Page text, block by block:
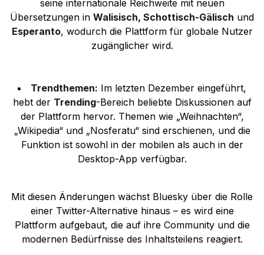
seine internationale Reichweite mit neuen
Übersetzungen in Walisisch, Schottisch-Gälisch und
Esperanto, wodurch die Plattform für globale Nutzer
zugänglicher wird.
Trendthemen: Im letzten Dezember eingeführt,
hebt der Trending-Bereich beliebte Diskussionen auf
der Plattform hervor. Themen wie „Weihnachten“,
„Wikipedia“ und „Nosferatu“ sind erschienen, und die
Funktion ist sowohl in der mobilen als auch in der
Desktop-App verfügbar.
Mit diesen Änderungen wächst Bluesky über die Rolle
einer Twitter-Alternative hinaus – es wird eine
Plattform aufgebaut, die auf ihre Community und die
modernen Bedürfnisse des Inhaltsteilens reagiert.